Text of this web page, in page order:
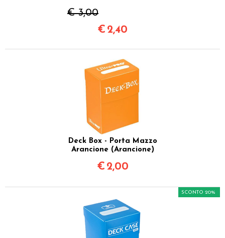
€ 3,00
€ 2,40
Deck Box - Porta Mazzo
Arancione (Arancione)
€ 2,00
SCONTO 20%